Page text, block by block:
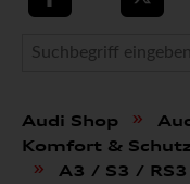
Audi Shop »
Komfort &
» A3 / S3 / RS3